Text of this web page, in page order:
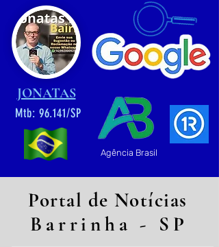
JONATAS
Mtb: 96.141/SP
Agência Brasil
Barrinha - SP
Portal de Notícias